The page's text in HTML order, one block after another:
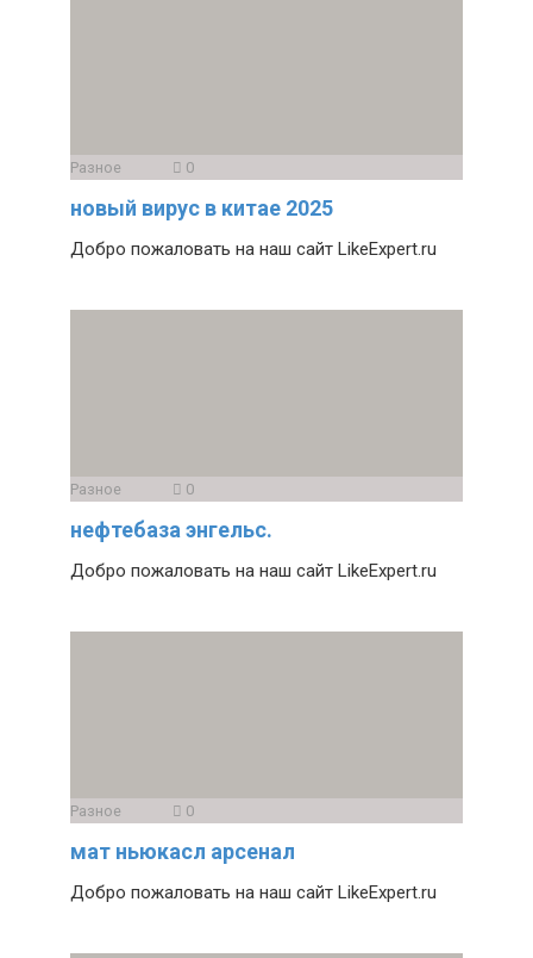
Разное 0
новый вирус в китае 2025
Добро пожаловать на наш сайт LikeExpert.ru
Разное 0
нефтебаза энгельс.
Добро пожаловать на наш сайт LikeExpert.ru
Разное 0
мат ньюкасл арсенал
Добро пожаловать на наш сайт LikeExpert.ru